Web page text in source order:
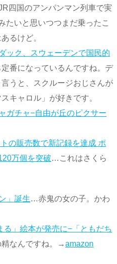
四国のアンパンマン列車で実
たいと思いつつまだ乗ったこ
るけど。
ック、スウェーデンで国民的
番になっているんですね。デ
うと、スクルージおじさんが
キャロル」が好きです。
ガチャ−自由が丘のピクサー
の販売数で新記録を達成 ポ
万個を突破…これはさくら
」誕生…赤鬼の女の子。かわ
る」絵本が発売に−「ともだち
なんですね。→amazon